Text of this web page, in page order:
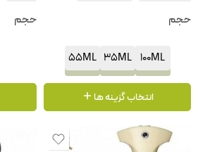
حجم
100ML
35ML
55ML
انتخاب گزینه ها
حجم